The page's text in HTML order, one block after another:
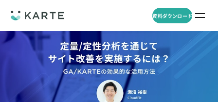
資料ダウンロード
プロダクト
プロダクト
資料ダウンロード お問い合わせ